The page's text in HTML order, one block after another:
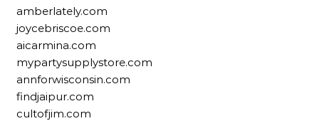
amberlately.com
joycebriscoe.com
aicarmina.com
mypartysupplystore.com
annforwisconsin.com
findjaipur.com
cultofjim.com